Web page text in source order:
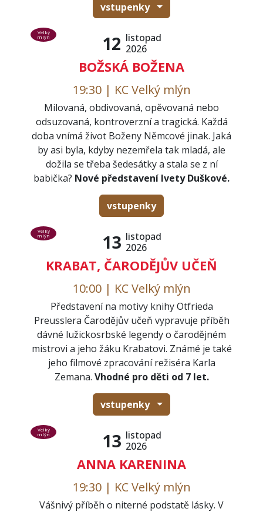
vstupenky
12 listopad
2026
BOŽSKÁ BOŽENA
Velký
mlýn
19:30 | KC Velký mlýn
Milovaná, obdivovaná, opěvovaná nebo
odsuzovaná, kontroverzní a tragická. Každá
doba vnímá život Boženy Němcové jinak. Jaká
by asi byla, kdyby nezemřela tak mladá, ale
dožila se třeba šedesátky a stala se z ní
babička? Nové představení Ivety Duškové.
vstupenky
13 listopad
2026
KRABAT, ČARODĚJŮV UČEŇ
Velký
mlýn
10:00 | KC Velký mlýn
Představení na motivy knihy Otfrieda
Preusslera Čarodějův učeň vypravuje příběh
dávné lužickosrbské legendy o čarodějném
mistrovi a jeho žáku Krabatovi. Známé je také
jeho filmové zpracování režiséra Karla
Zemana. Vhodné pro děti od 7 let.
vstupenky
13 listopad
2026
ANNA KARENINA
Velký
mlýn
19:30 | KC Velký mlýn
Vášnivý příběh o niterné podstatě lásky. V